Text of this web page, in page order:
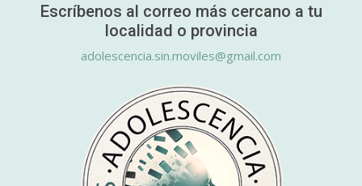
Escríbenos al correo más cercano a tu
localidad o provincia
adolescencia.sin.moviles@gmail.com